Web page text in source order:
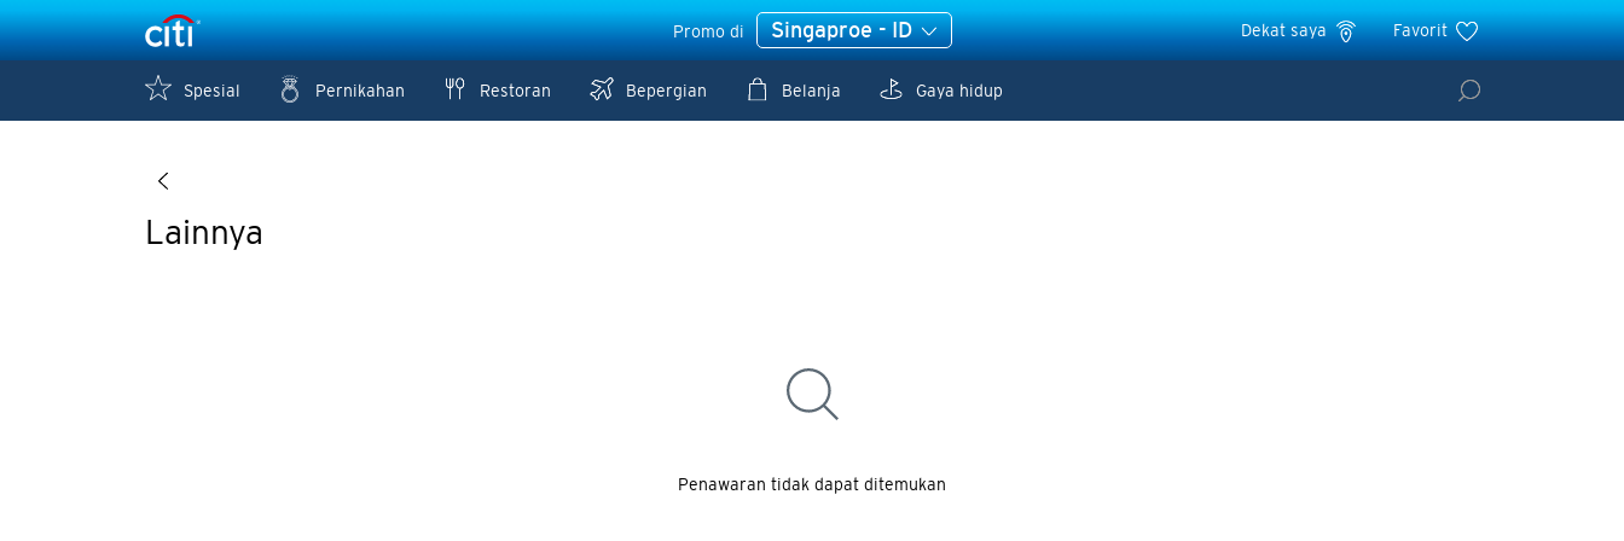
Promo di Singaproe - ID Dekat saya Favorit
Spesial Pernikahan Restoran Bepergian Belanja Gaya hidup
Lainnya
Penawaran tidak dapat ditemukan